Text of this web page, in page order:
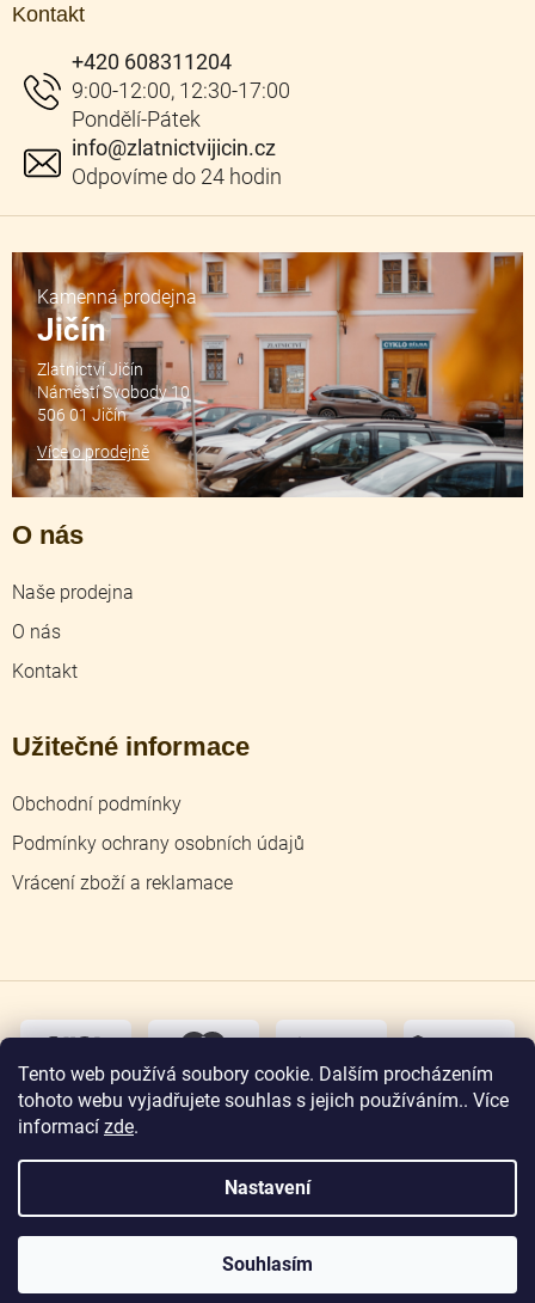
Tento web používá soubory cookie. Dalším procházením
tohoto webu vyjadřujete souhlas s jejich používáním.. Více
informací zde.
Nastavení
Souhlasím
Kontakt
info@zlatnictvijicin.cz
+420 608311204
O nás
Naše prodejna
O nás
Kontakt
Užitečné informace
Obchodní podmínky
Podmínky ochrany osobních údajů
Vrácení zboží a reklamace
Kamenná prodejna
Jičín
Zlatnictví Jičín
Náměstí Svobody 10
506 01 Jičín
Více o prodejně
osobní
Copyright 2026Zlatnictví Jičín. Všechna práva
vyhrazena.